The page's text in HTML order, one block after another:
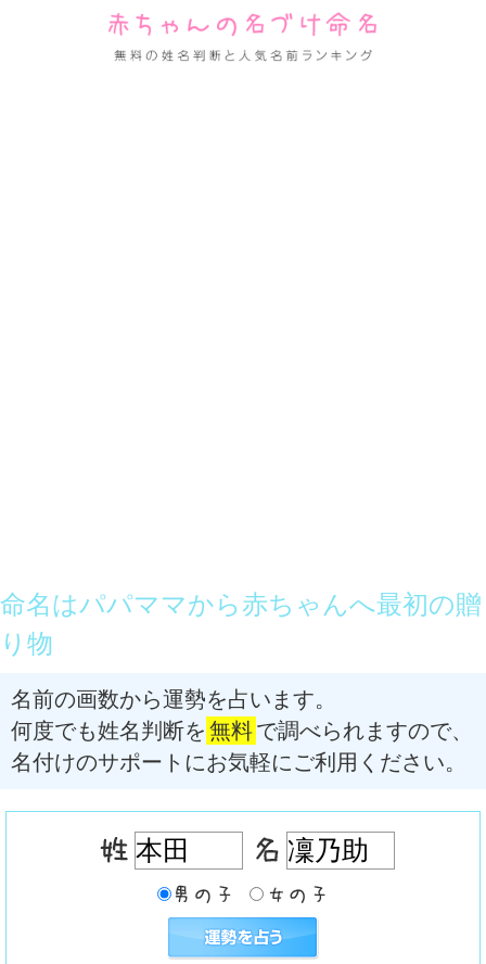
命名はパパママから赤ちゃんへ最初の贈
り物
名前の画数から運勢を占います。
何度でも姓名判断を 無料で調べられますので、
名付けのサポートにお気軽にご利用ください。